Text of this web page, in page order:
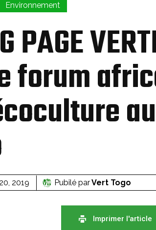
Environnement
PAGE
forum
2019 Pubilé parVert Togo
Imprimer l'article